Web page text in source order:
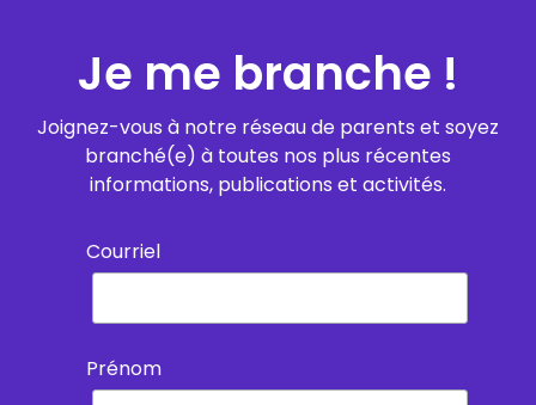
Je me branche !
Joignez-vous à notre réseau de parents et soyez
branché(e) à toutes nos plus récentes
informations, publications et activités.
Courriel
Prénom